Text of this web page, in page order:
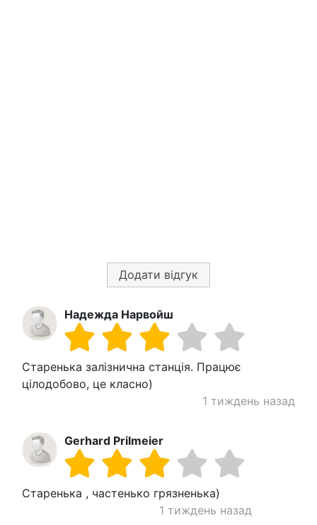
Додати відгук
Надежда Нарвойш
Старенька залізнична станція. Працює
цілодобово, це класно)
1 тиждень назад
Gerhard Prilmeier
Старенька , частенько грязненька)
1 тиждень назад